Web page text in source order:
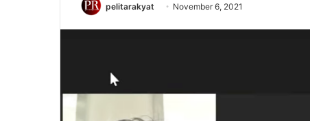
pelitarakyat November 6, 2021